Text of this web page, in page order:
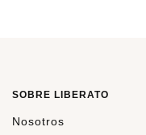
SOBRE LIBERATO
Nosotros